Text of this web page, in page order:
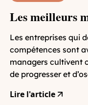
Les meilleurs
Les entreprises qui
compétences sont
managers cultivent
de progresser et
Lire l'article